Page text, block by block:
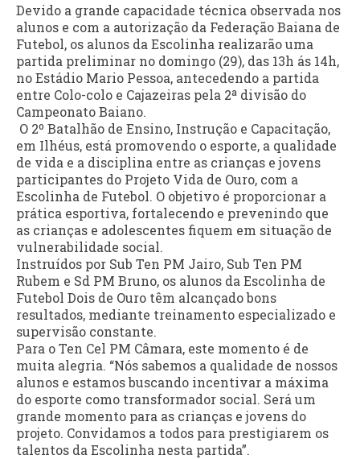
Devido a grande capacidade técnica observada nos
alunos e com a autorização da Federação Baiana de
Futebol, os alunos da Escolinha realizarão uma
partida preliminar no domingo (29), das 13h ás 14h,
no Estádio Mario Pessoa, antecedendo a partida
entre Colo-colo e Cajazeiras pela 2ª divisão do
Campeonato Baiano.
O 2º Batalhão de Ensino, Instrução e Capacitação,
em Ilhéus, está promovendo o esporte, a qualidade
de vida e a disciplina entre as crianças e jovens
participantes do Projeto Vida de Ouro, com a
Escolinha de Futebol. O objetivo é proporcionar a
prática esportiva, fortalecendo e prevenindo que
as crianças e adolescentes fiquem em situação de
vulnerabilidade social.
Instruídos por Sub Ten PM Jairo, Sub Ten PM
Rubem e Sd PM Bruno, os alunos da Escolinha de
Futebol Dois de Ouro têm alcançado bons
resultados, mediante treinamento especializado e
supervisão constante.
Para o Ten Cel PM Câmara, este momento é de
muita alegria. “Nós sabemos a qualidade de nossos
alunos e estamos buscando incentivar a máxima
do esporte como transformador social. Será um
grande momento para as crianças e jovens do
projeto. Convidamos a todos para prestigiarem os
talentos da Escolinha nesta partida”.